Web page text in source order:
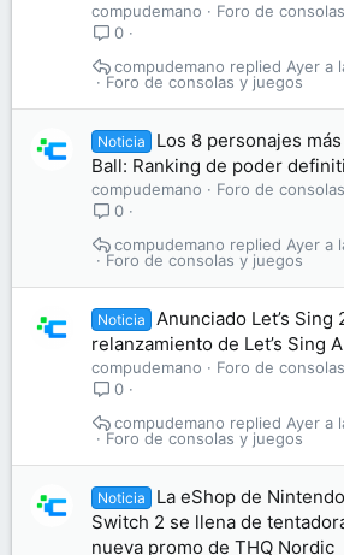
compudemano
Foro de
0
Foro de consolas y juegos
Ayer a
compudemano
Noticia
Los 8 personajes
Ball: Ranking de poder
compudemano
Foro de
0
Foro de consolas y juegos
Ayer a
compudemano
Noticia
Anunciado Let’s Sing
relanzamiento de Let’s Sing
compudemano
Foro de
0
Foro de consolas y juegos
Ayer a
compudemano
Noticia
La eShop de
Switch 2 se llena de
nueva promo de THQ Nordic